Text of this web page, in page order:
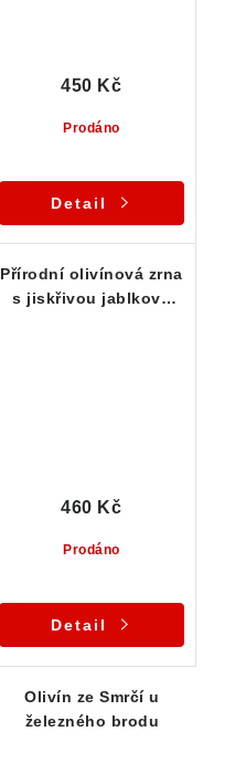
Prodáno
450 Kč
Detail
Přírodní olivínová zrna
s jiskřivou jablkově
Prodáno
460 Kč
Detail
Olivín ze Smrčí u
železného brodu